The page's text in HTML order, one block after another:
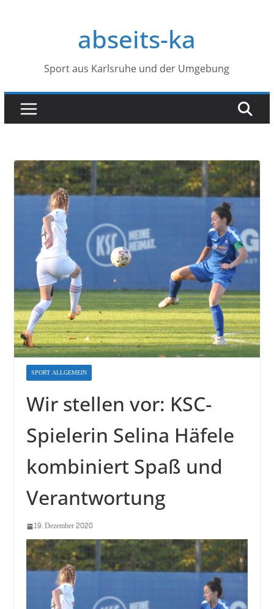
abseits-ka
Sport aus Karlsruhe und der Umgebung
SPORT ALLGEMEIN
Wir stellen vor: KSC-
Spielerin Selina Häfele
kombiniert Spaß und
Verantwortung
19. Dezember 2020